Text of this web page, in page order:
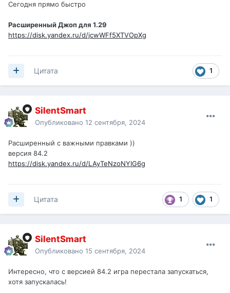
Сегодня прямо быстро
Расширенный Джоп для 1.29
https://disk.yandex.ru/d/jcwWFf5XTVOpXg
1
Цитата
SilentSmart
Опубликовано 12 сентября, 2024
Расширенный с важными правками ))
версия 84.2
https://disk.yandex.ru/d/LAyTeNzoNYIG6g
1 1
Цитата
SilentSmart
Опубликовано 15 сентября, 2024
Интересно, что с версией 84.2 игра перестала запускаться,
хотя запускалась!